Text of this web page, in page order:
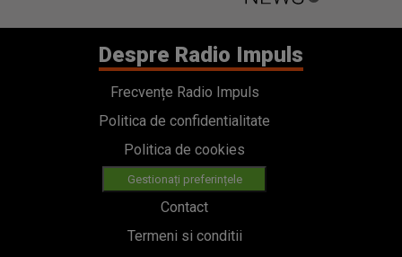
Despre Radio Impuls
Frecvențe Radio Impuls
Politica de confidentialitate
Politica de cookies
Gestionați preferințele
Contact
Termeni si conditii